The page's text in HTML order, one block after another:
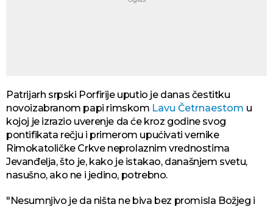
Patrijarh srpski Porfirije uputio je danas čestitku
novoizabranom papi rimskom Lavu Četrnaestom u
kojoj je izrazio uverenje da će kroz godine svog
pontifikata rečju i primerom upućivati vernike
Rimokatoličke Crkve neprolaznim vrednostima
Jevanđelja, što je, kako je istakao, današnjem svetu,
nasušno, ako ne i jedino, potrebno.
"Nesumnjivo je da ništa ne biva bez promisla Božjeg i